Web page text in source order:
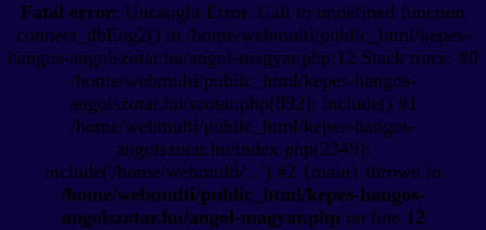
Fatal error: Uncaught Error: Call to undefined function
connect_dbEng2() in /home/webmulti/public_html/kepes-
hangos-angolszotar.hu/angol-magyar.php:12 Stack trace: #0
/home/webmulti/public_html/kepes-hangos-
angolszotar.hu/szotar.php(892): include() #1
/home/webmulti/public_html/kepes-hangos-
angolszotar.hu/index.php(2349):
include('/home/webmulti/...') #2 {main} thrown in
/home/webmulti/public_html/kepes-hangos-
angolszotar.hu/angol-magyar.php on line 12